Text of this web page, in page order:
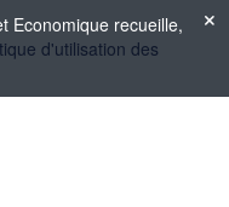
Economique recueille,
d'utilisation des